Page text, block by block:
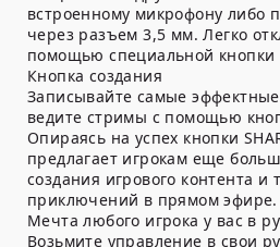
встроенному микрофону либо
через разъем 3,5 мм. Легко
помощью специальной кнопки
Кнопка создания
Записывайте самые
ведите стримы с помощью
Опираясь на успех кнопки
предлагает игрокам еще
создания игрового контента и
приключений в прямом эфире.
Мечта любого игрока у вас в
Возьмите управление в свои